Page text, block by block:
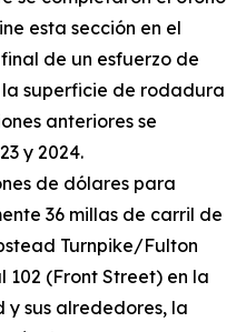
esta sección en el
de un esfuerzo de
superficie de rodadura
anteriores se
y 2024.
de dólares para
36 millas de carril de
Turnpike/Fulton
102 (Front Street) en la
sus alrededores, la